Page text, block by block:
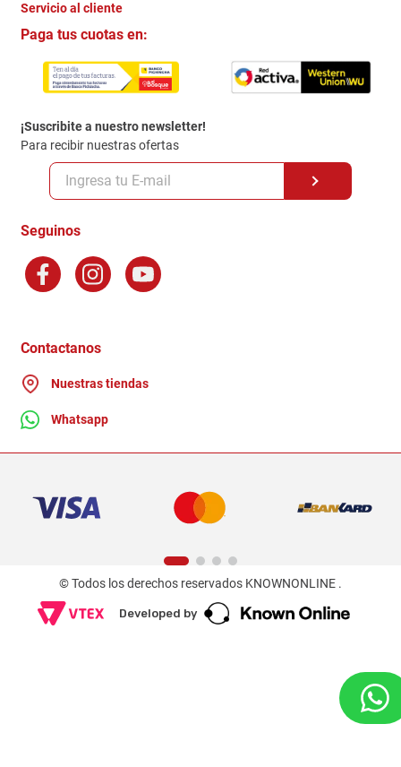
Quienes somos
Trabaja con Nosotros
Contacto
Servicio al cliente
Crédito Directo
Garantia
Politica de Privacidad
Políticas y condiciones GiftCard
Formas de Pago
Terminos y Condiciones
Factura Electronica
Ganadores - Promociones
Paga tus cuotas en:
¡Suscribite a nuestro newsletter!
Para recibir nuestras ofertas
Seguinos
Contactanos
Nuestras tiendas
Whatsapp
© Todos los derechos reservados KNOWNONLINE .
Developed by